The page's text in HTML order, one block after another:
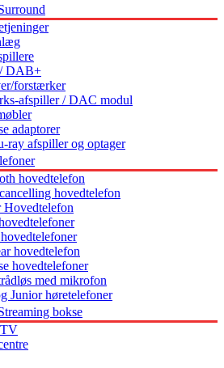
DAB+
forstærker
afspiller / DAC modul
adaptorer
afspiller og optager
hovedtelefon
hovedtelefon
Hovedtelefon
hovedtelefon
hovedtelefoner
med mikrofon
Junior høretelefoner
bokse